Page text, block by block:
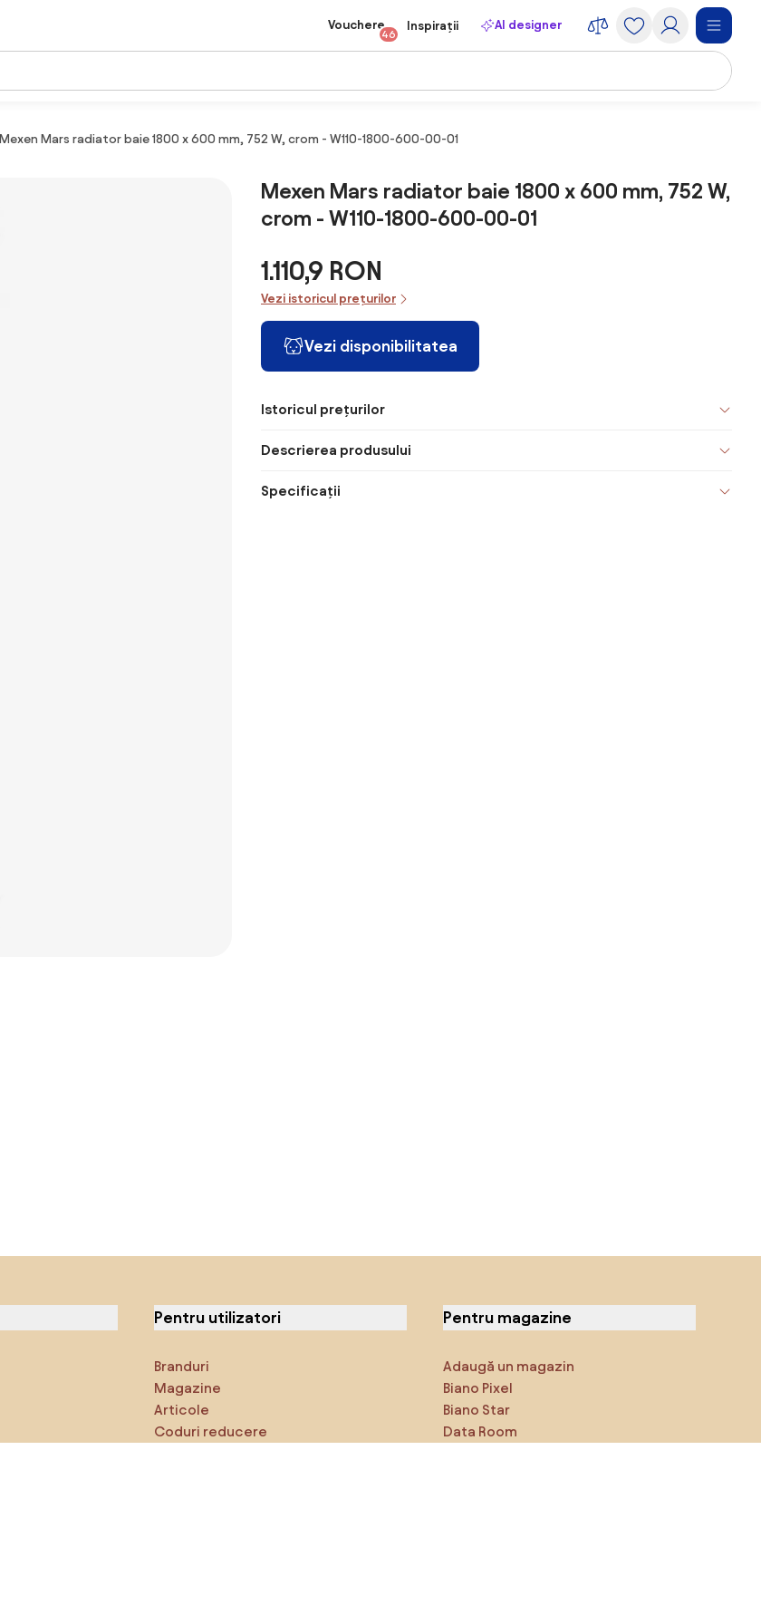
Vouchere
46
Inspirații AI designer
Mexen Mars radiator baie 1800 x 600 mm, 752 W, crom - W110-1800-600-00-01
Mexen Mars radiator baie 1800 x 600 mm, 752 W,
crom - W110-1800-600-00-01
1.110,9 RON
Vezi istoricul prețurilor
Vezi disponibilitatea
Istoricul prețurilor
Descrierea produsului
Specificații
Pentru utilizatori
Branduri
Magazine
Articole
Coduri reducere
Pentru magazine
Adaugă un magazin
Biano Pixel
Biano Star
Data Room